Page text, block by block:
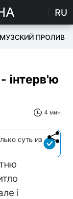
RU
ПРОЛИВ
інтерв'ю
4 мин
суть из
і